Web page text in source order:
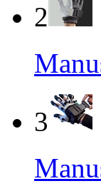
2
3